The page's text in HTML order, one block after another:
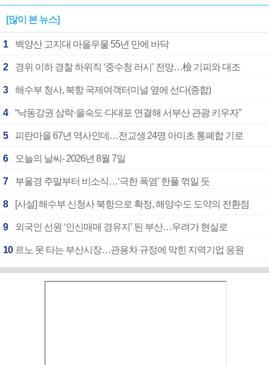
[많이 본 뉴스]
1 백양산 고지대 마을우물 55년 만에 바닥
2 경위 이하 경찰 하위직 ‘중수청 러시’ 전망…檢 기피와 대조
3 해수부 청사, 북항 국제여객터미널 옆에 선다(종합)
4 “낙동강권 삼락·을숙도·다대포 연결해 서부산 관광 키우자”
5 피란마을 67년 역사인데…전교생 24명 아미초 통폐합 기로
6 오늘의 날씨- 2026년 8월 7일
7 부울경 주말부터 비소식…‘극한 폭염’ 한풀 꺾일 듯
8 [사설] 해수부 신청사 북항으로 확정, 해양수도 도약의 전환점
9 외국인 선원 ‘인신매매 경유지’ 된 부산…우려가 현실로
10 르노 못 타는 부산시장…관용차 규정에 막힌 지역기업 응원